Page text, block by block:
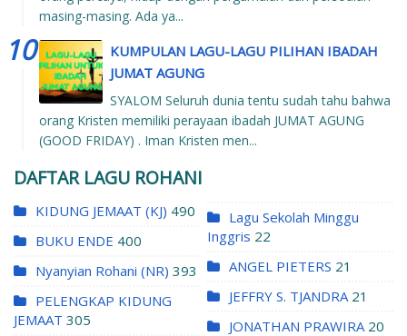
masing-masing. Ada ya...
KUMPULAN LAGU-LAGU PILIHAN IBADAH
JUMAT AGUNG
SYALOM Seluruh dunia tentu sudah tahu bahwa
orang Kristen memiliki perayaan ibadah JUMAT AGUNG
(GOOD FRIDAY) . Iman Kristen men...
DAFTAR LAGU ROHANI
KIDUNG JEMAAT (KJ) 490
BUKU ENDE 400
Nyanyian Rohani (NR) 393
PELENGKAP KIDUNG
JEMAAT 305
Lagu Sekolah Minggu
Inggris 22
ANGEL PIETERS 21
JEFFRY S. TJANDRA 21
JONATHAN PRAWIRA 20